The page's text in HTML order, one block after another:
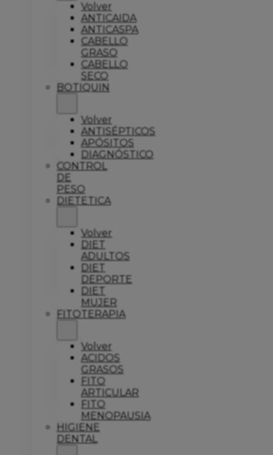
Volver
ANTICAIDA
ANTICASPA
CABELLO
GRASO
CABELLO
SECO
BOTIQUIN
Volver
ANTISÉPTICOS
APÓSITOS
DIAGNÓSTICO
CONTROL
DE
PESO
DIETETICA
Volver
DIET
ADULTOS
DIET
DEPORTE
DIET
MUJER
FITOTERAPIA
Volver
ACIDOS
GRASOS
FITO
ARTICULAR
FITO
MENOPAUSIA
HIGIENE
DENTAL